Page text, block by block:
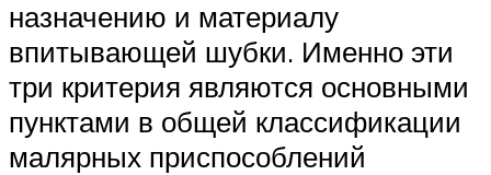
назначению и материалу
впитывающей шубки. Именно эти
три критерия являются основными
пунктами в общей классификации
малярных приспособлений